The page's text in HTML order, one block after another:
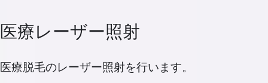
医療レーザー照射
医療脱毛のレーザー照射を行います。